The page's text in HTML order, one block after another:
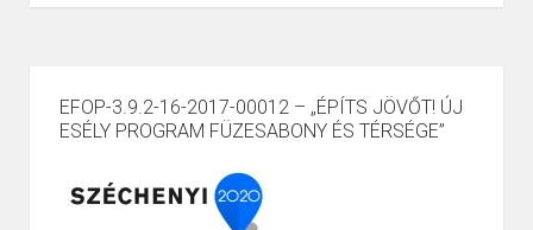
EFOP-3.9.2-16-2017-00012 – „ÉPÍTS JÖVŐT! ÚJ
ESÉLY PROGRAM FÜZESABONY ÉS TÉRSÉGE”